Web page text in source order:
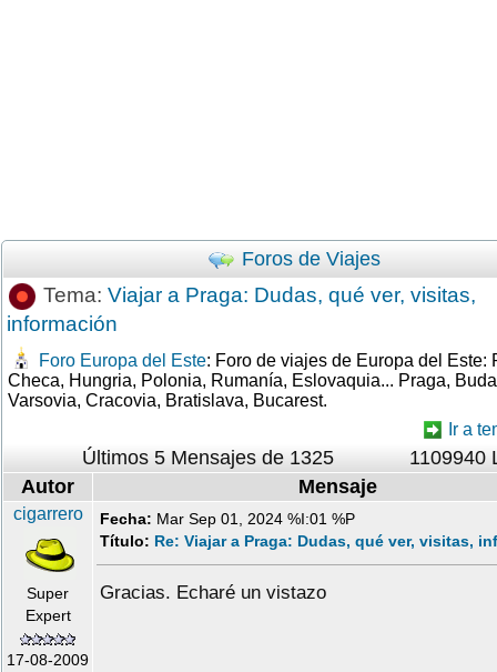
Foros de Viajes
Tema: Viajar a Praga: Dudas, qué ver, visitas,
información
Foro Europa del Este: Foro de viajes de Europa del Este:
Checa, Hungria, Polonia, Rumanía, Eslovaquia... Praga,
Varsovia, Cracovia, Bratislava, Bucarest.
Ir a
Últimos 5 Mensajes de 1325
1109940
Autor
Mensaje
cigarrero
Super
Expert
17-08-2009
Fecha: Mar Sep 01, 2024 %I:01 %P
Título: Re: Viajar a Praga: Dudas, qué ver, visitas,
Gracias. Echaré un vistazo